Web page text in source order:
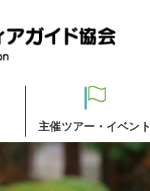
主催ツアー・イベント